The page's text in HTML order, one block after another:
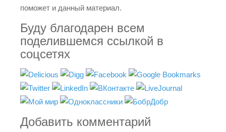
поможет и данный материал.
Буду благодарен всем
поделившемся ссылкой в
соцсетях
Добавить комментарий